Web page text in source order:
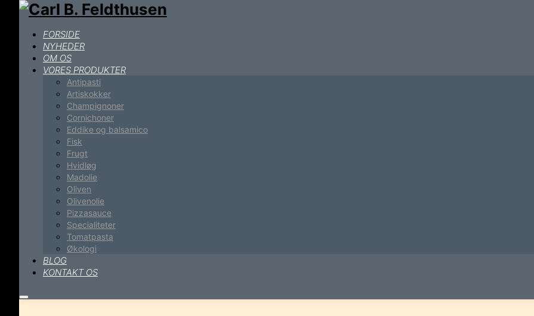
FORSIDE
NYHEDER
OM OS
VORES PRODUKTER
Antipasti
Artiskokker
Champignoner
Cornichoner
Eddike og balsamico
Fisk
Frugt
Hvidløg
Madolie
Oliven
Olivenolie
Pizzasauce
Specialiteter
Tomatpasta
Økologi
BLOG
KONTAKT OS
Hovedmenu